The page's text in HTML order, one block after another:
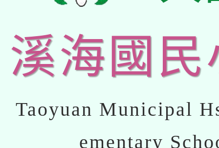
溪海國民
Taoyuan Municipal
ementary